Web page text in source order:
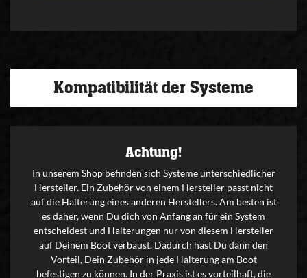
Kompatibilität der Systeme
Achtung!
In unserem Shop befinden sich Systeme unterschiedlicher
Hersteller. Ein Zubehör von einem Hersteller passt nicht
auf die Halterung eines anderen Herstellers. Am besten ist
es daher, wenn Du dich von Anfang an für ein System
entscheidest und Halterungen nur von diesem Hersteller
auf Deinem Boot verbaust. Dadurch hast Du dann den
Vorteil, Dein Zubehör in jede Halterung am Boot
befestigen zu können. In der Praxis ist es vorteilhaft, die